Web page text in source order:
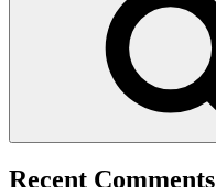
Recent Comments